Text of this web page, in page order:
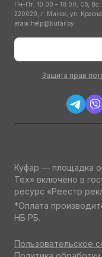
Пн-Пт: 10:00 – 18:00; Сб, Вс:
220029, г. Минск, ул.
этаж help@kufar.by
Защита прав
Куфар — площадка
Тех» включено в
ресурс «Реестр
*Оплата
НБ РБ.
Пользовательское